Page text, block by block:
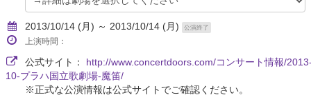
2013/10/14 (月) ～ 2013/10/14 (月) 公演終了
上演時間：
公式サイト： http://www.concertdoors.com/コンサート情報/
10-プラハ国立歌劇場-魔笛/
※正式な公演情報は公式サイトでご確認ください。